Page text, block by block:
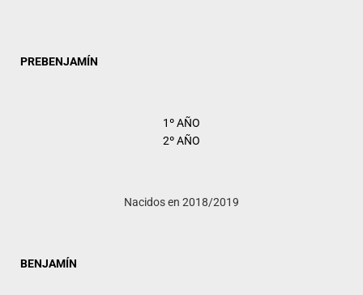
PREBENJAMÍN
1º AÑO
2º AÑO
Nacidos en 2018/2019
BENJAMÍN